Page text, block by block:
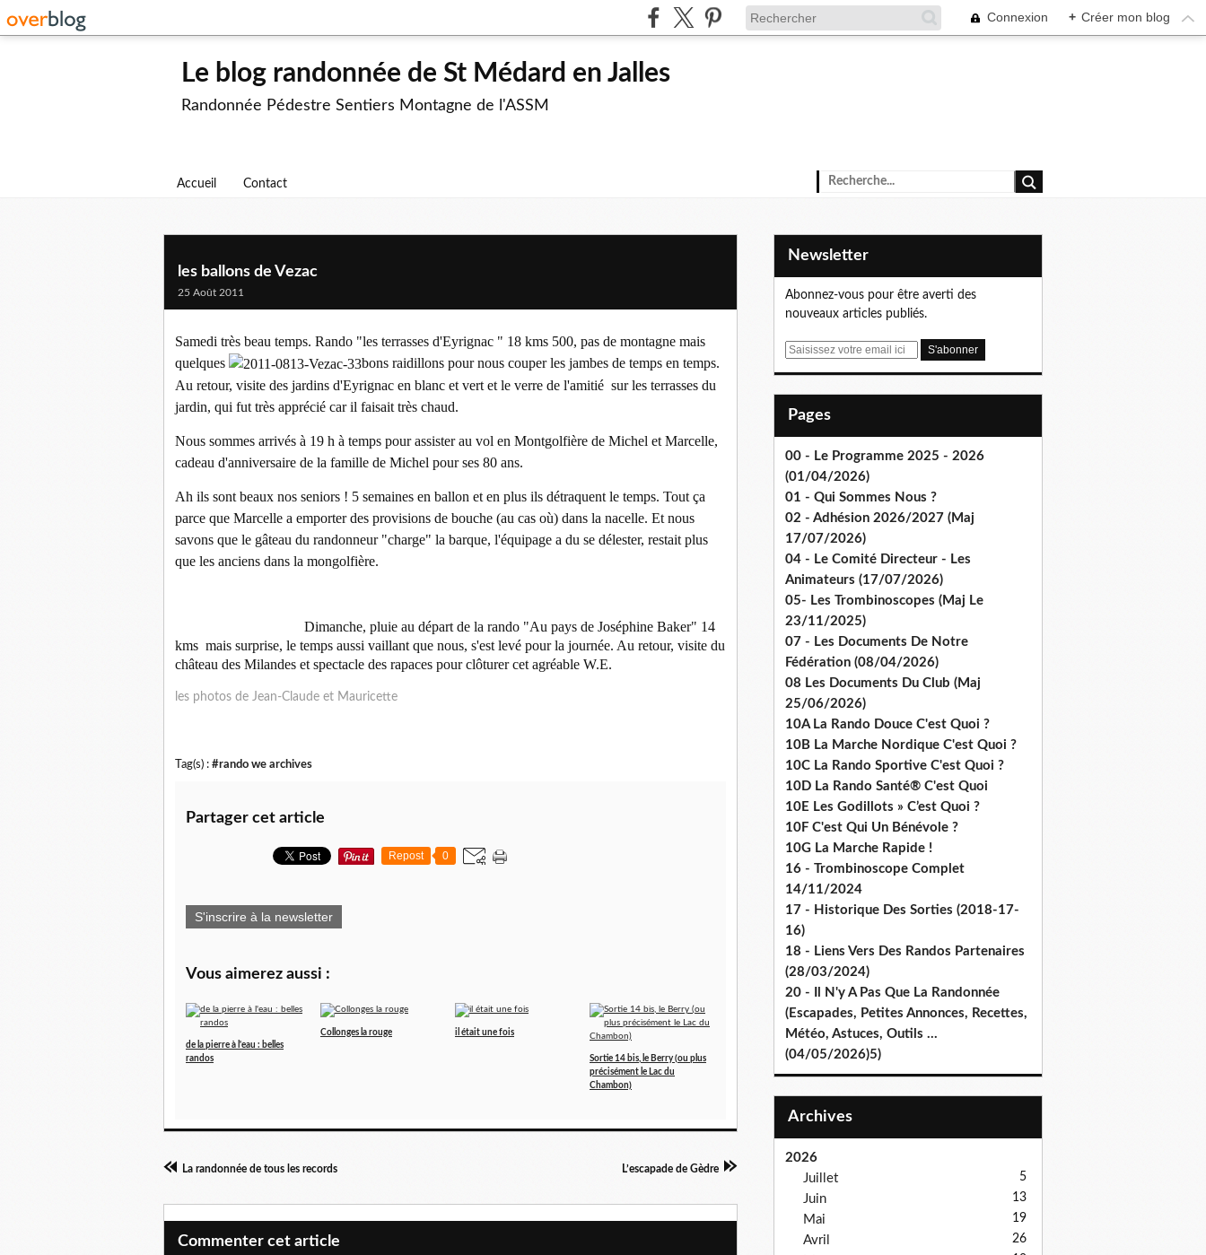
Connexion + Créer mon blog
Le blog randonnée de St Médard en Jalles
Randonnée Pédestre Sentiers Montagne de l'ASSM
Accueil Contact
les ballons de Vezac
25 Août 2011
Samedi très beau temps. Rando "les terrasses d'Eyrignac " 18 kms 500, pas de montagne mais
quelques
bons raidillons pour nous couper les jambes de temps en temps.
Au retour, visite des jardins d'Eyrignac en blanc et vert et le verre de l'amitié sur les terrasses du
jardin, qui fut très apprécié car il faisait très chaud.
Nous sommes arrivés à 19 h à temps pour assister au vol en Montgolfière de Michel et Marcelle,
cadeau d'anniversaire de la famille de Michel pour ses 80 ans.
Ah ils sont beaux nos seniors ! 5 semaines en ballon et en plus ils détraquent le temps. Tout ça
parce que Marcelle a emporter des provisions de bouche (au cas où) dans la nacelle. Et nous
savons que le gâteau du randonneur "charge" la barque, l'équipage a du se délester, restait plus
que les anciens dans la mongolfière.
Dimanche, pluie au départ de la rando "Au pays de Joséphine Baker" 14
kms mais surprise, le temps aussi vaillant que nous, s'est levé pour la journée. Au retour, visite du
château des Milandes et spectacle des rapaces pour clôturer cet agréable W.E.
les photos de Jean-Claude et Mauricette
Tag(s) : #rando we archives
Partager cet article
Repost 0
S'inscrire à la newsletter
Vous aimerez aussi :
de la pierre à l'eau : belles
randos
Collonges la rouge il était une fois
Sortie 14 bis, le Berry (ou plus
précisément le Lac du
Chambon)
La randonnée de tous les records L’escapade de Gèdre
Commenter cet article
Newsletter
Abonnez-vous pour être averti des
nouveaux articles publiés.
E
Pages
00 - Le Programme 2025 - 2026
(01/04/2026)
01 - Qui Sommes Nous ?
02 - Adhésion 2026/2027 (Maj
17/07/2026)
04 - Le Comité Directeur - Les
Animateurs (17/07/2026)
05- Les Trombinoscopes (Maj Le
23/11/2025)
07 - Les Documents De Notre
Fédération (08/04/2026)
08 Les Documents Du Club (Maj
25/06/2026)
10A La Rando Douce C'est Quoi ?
10B La Marche Nordique C'est Quoi ?
10C La Rando Sportive C'est Quoi ?
10D La Rando Santé® C'est Quoi
10E Les Godillots » C’est Quoi ?
10F C'est Qui Un Bénévole ?
10G La Marche Rapide !
16 - Trombinoscope Complet
14/11/2024
17 - Historique Des Sorties (2018-17-
16)
18 - Liens Vers Des Randos Partenaires
(28/03/2024)
20 - Il N'y A Pas Que La Randonnée
(Escapades, Petites Annonces, Recettes,
Météo, Astuces, Outils ...
(04/05/2026)5)
Archives
2026
Juillet
5
Juin 13
Mai 19
Avril 26